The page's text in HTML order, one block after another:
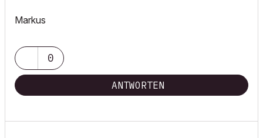
Markus
0
ANTWORTEN